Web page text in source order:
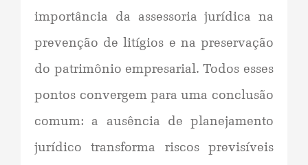
importância da assessoria jurídica na
prevenção de litígios e na preservação
do patrimônio empresarial. Todos esses
pontos convergem para uma conclusão
comum: a ausência de planejamento
jurídico transforma riscos previsíveis